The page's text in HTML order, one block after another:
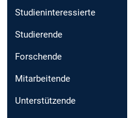
Studieninteressierte
Studierende
Forschende
Mitarbeitende
Unterstützende